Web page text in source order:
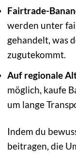
Fairtrade-
werden unter
gehandelt, was
zugutekommt.
Auf regionale
möglich, kaufe
um lange
Indem du
beitragen, die